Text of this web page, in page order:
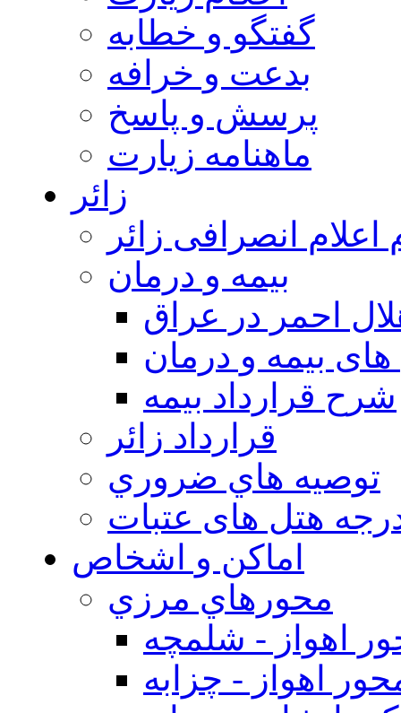
گفتگو و خطابه
بدعت و خرافه
پرسش و پاسخ
ماهنامه زیارت
زائر
اعلام انصرافی زائر
بيمه و درمان
احمر در عراق
بیمه و درمان
شرح قرارداد بیمه
قرارداد زائر
توصيه هاي ضروري
هتل های عتبات
اماکن و اشخاص
محورهاي مرزي
اهواز - شلمچه
اهواز - چزابه